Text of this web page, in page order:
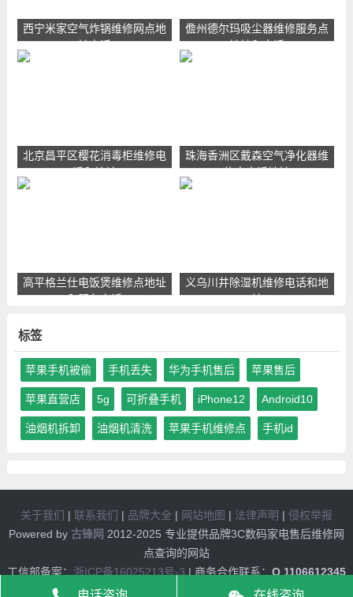
西宁米家空气炸锅维修网点地
址电话
儋州德尔玛吸尘器维修服务点
地址和电话
北京昌平区樱花消毒柜维修电
话和地址
珠海香洲区戴森空气净化器维
修点电话地址
高平格兰仕电饭煲维修点地址
和服务电话
义乌川井除湿机维修电话和地
址
标签
苹果手机被偷 手机丢失 华为手机售后 苹果售后
苹果直营店 5g 可折叠手机 iPhone12 Android10
油烟机拆卸 油烟机清洗 苹果手机维修点 手机id
关于我们 | 联系我们 | 品牌大全| 网站地图 | 法律声明 | 侵权举报
Powered by 古锋网 2012-2025 专业提供品牌3C数码家电售后维修网
点查询的网站
工信部备案： 浙ICP备16025213号-3 | 商务合作联系： Q 1106612345